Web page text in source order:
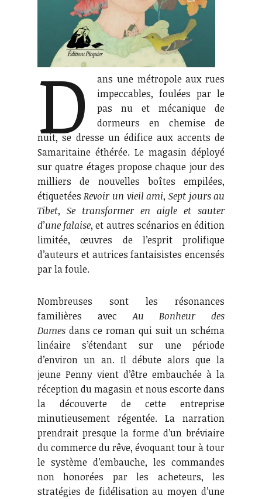
D
ans une métropole aux rues
impeccables, foulées par le
pas nu et mécanique de
dormeurs en chemise de
nuit, se dresse un édifice aux accents de
Samaritaine éthérée. Le magasin déployé
sur quatre étages propose chaque jour des
milliers de nouvelles boîtes empilées,
étiquetéesRevoir un vieil ami, Sept jours au
Tibet, Se transformer en aigle et sauter
d’une falaise, et autres scénarios en édition
limitée, œuvres de l’esprit prolifique
d’auteurs et autrices fantaisistes encensés
par la foule.
Nombreuses sont les résonances
familières avecAu Bonheur des
Damesdans ce roman qui suit un schéma
linéaire s’étendant sur une période
d’environ un an. Il débute alors que la
jeune Penny vient d’être embauchée à la
réception du magasin et nous escorte dans
la découverte de cette entreprise
minutieusement régentée. La narration
prendrait presque la forme d’un bréviaire
du commerce du rêve, évoquant tour à tour
le système d’embauche, les commandes
non honorées par les acheteurs, les
stratégies de fidélisation au moyen d’une